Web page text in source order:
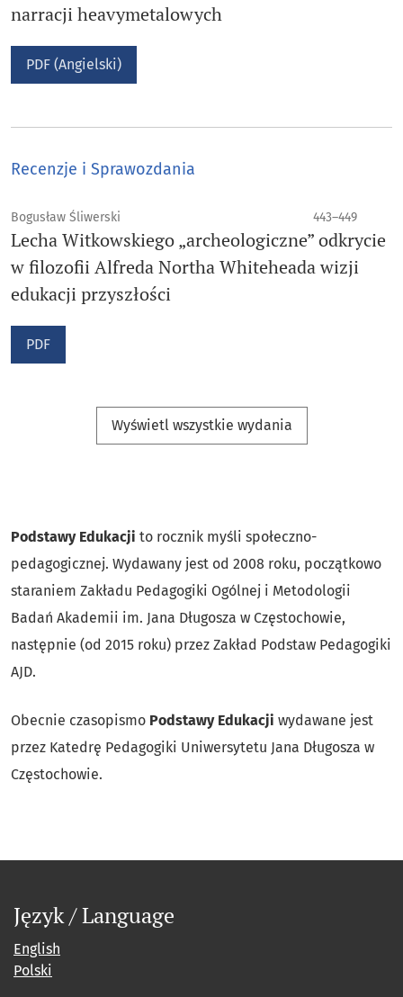
narracji heavymetalowych
PDF (Angielski)
Recenzje i Sprawozdania
Bogusław Śliwerski 443–449
Lecha Witkowskiego „archeologiczne” odkrycie
w filozofii Alfreda Northa Whiteheada wizji
edukacji przyszłości
PDF
Wyświetl wszystkie wydania
Podstawy Edukacji to rocznik myśli społeczno-
pedagogicznej. Wydawany jest od 2008 roku, początkowo
staraniem Zakładu Pedagogiki Ogólnej i Metodologii
Badań Akademii im. Jana Długosza w Częstochowie,
następnie (od 2015 roku) przez Zakład Podstaw Pedagogiki
AJD.
Obecnie czasopismo Podstawy Edukacji wydawane jest
przez Katedrę Pedagogiki Uniwersytetu Jana Długosza w
Częstochowie.
Język / Language
English
Polski